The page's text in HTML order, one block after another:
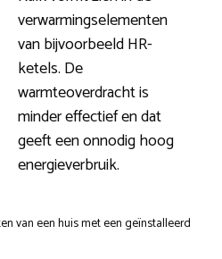
verwarmingselementen
van bijvoorbeeld HR-
ketels. De
warmteoverdracht is
minder effectief en dat
geeft een onnodig hoog
energieverbruik.
van een huis met een geïnstalleerd